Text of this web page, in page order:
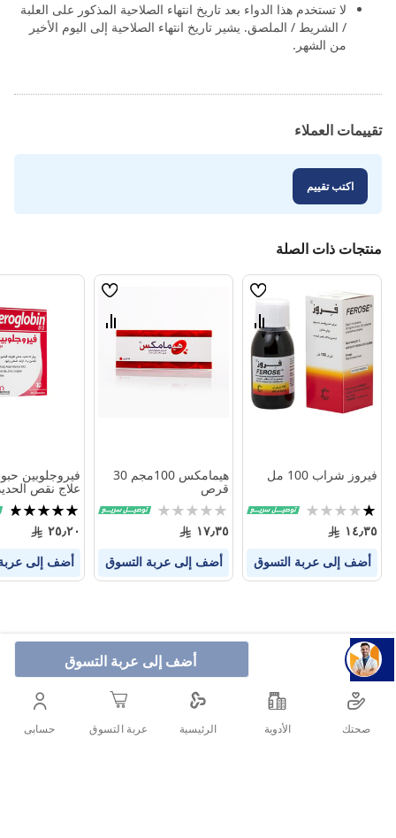
أضف إلى عربة التسوق
لا تستخدم هذا الدواء بعد تاريخ انتهاء الصلاحية المذكور على العلبة
/ الشريط / الملصق. يشير تاريخ انتهاء الصلاحية إلى اليوم الأخير
من الشهر.
تقييمات العملاء
اكتب تقييم
منتجات ذات الصلة
قائمة
قارن
بين
المنتجات
فيروز شراب 100 مل
تقييم:
20%
١٤٫٣٥
أضف إلى عربة التسوق
قائمة
قارن
هيمامكس 100مجم 30
قرص
Rating:
0%
١٧٫٣٥
أضف إلى عربة التسوق
كبسولة
تقييم:
95%
٢٥٫٢٠
أضف إلى
صحتك الأدوية الرئيسية عربة التسوق حسابى